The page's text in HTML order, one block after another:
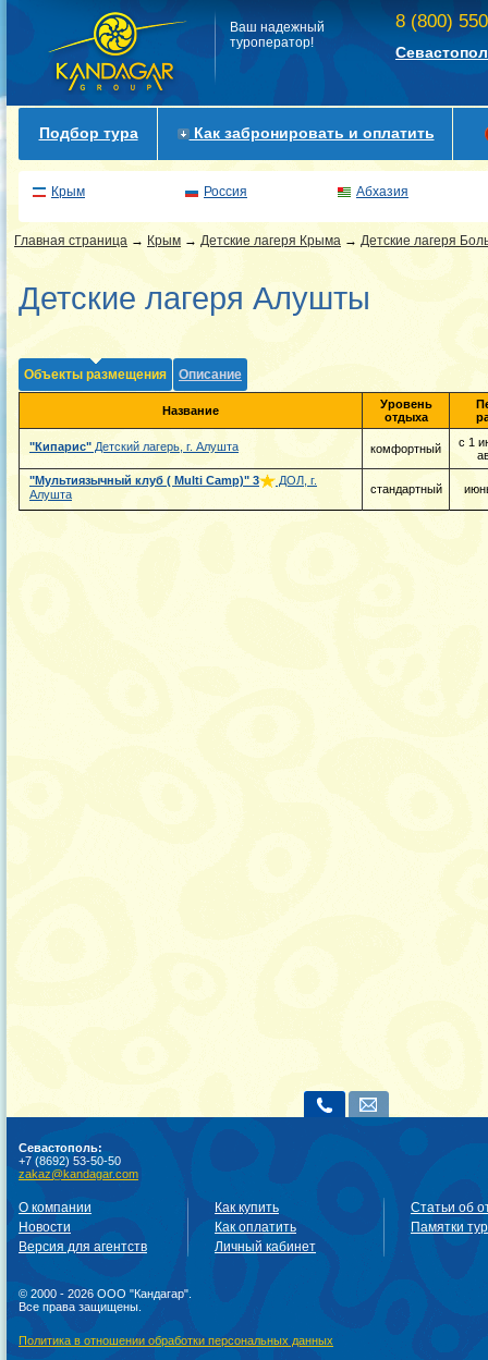
Ваш надежный
туроператор!
8 (800)
Подбор тура Как забронировать и оплатить
Крым Россия Абхазия
Главная страница → Крым → Детские лагеря Крыма → Детские лагеря
Детские лагеря Алушты
Объекты размещения Описание
Название
Уровень
отдыха
"Кипарис" Детский лагерь, г. Алушта комфортный
с 1
"Мультиязычный клуб ( Multi Camp)" 3
ДОЛ, г.
Алушта
стандартный
Севастополь:
+7 (8692) 53-50-50
zakaz@kandagar.com
О компании
Новости
Версия для агентств
Как купить
Как оплатить
Личный кабинет
Статьи об
Памятки
© 2000 - 2026 ООО "Кандагар".
Все права защищены.
Политика в отношении обработки персональных данных